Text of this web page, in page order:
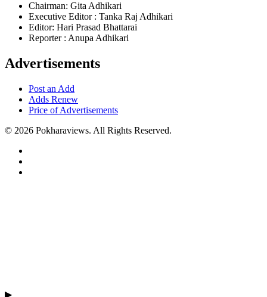
Chairman: Gita Adhikari
Executive Editor : Tanka Raj Adhikari
Editor: Hari Prasad Bhattarai
Reporter : Anupa Adhikari
Advertisements
Post an Add
Adds Renew
Price of Advertisements
© 2026 Pokharaviews. All Rights Reserved.
▶